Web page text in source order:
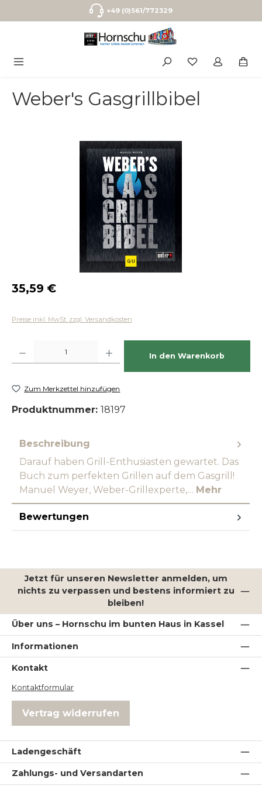
Zum Hauptinhalt springen+49 (0)561/772329
Weber's Gasgrillbibel
Bildergalerie überspringen
Regulärer Preis:
35,59 €
Preise inkl. MwSt. zzgl. Versandkosten
In den Warenkorb
Zum Merkzettel hinzufügen
Produktnummer: 18197
Beschreibung
Darauf haben Grill-Enthusiasten gewartet. Das
Buch zum perfekten Grillen auf dem Gasgrill!
Manuel Weyer, Weber-Grillexperte,… Mehr
Bewertungen
Jetzt für unseren Newsletter anmelden, um
nichts zu verpassen und bestens informiert zu
bleiben!
Über uns – Hornschu im bunten Haus in Kassel
Informationen
Kontakt
Kontaktformular
Vertrag widerrufen
Ladengeschäft
Zahlungs- und Versandarten